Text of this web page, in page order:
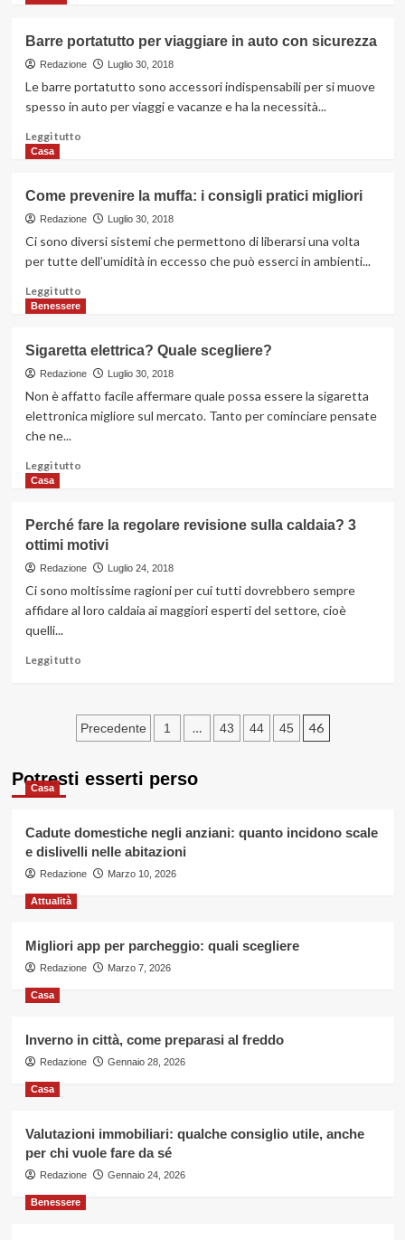
Albere
a
DT
Coin:
moneta
Barre portatutto per viaggiare in auto con sicurezza
Redazione Luglio 30, 2018
Le barre portatutto sono accessori indispensabili per si muove
spesso in auto per viaggi e vacanze e ha la necessità...
Leggi tuttoLeggi
Barre
portatutto
per
viaggiare
auto
con
Casa
Come prevenire la muffa: i consigli pratici migliori
Redazione Luglio 30, 2018
Ci sono diversi sistemi che permettono di liberarsi una volta
per tutte dell’umidità in eccesso che può esserci in ambienti...
Leggi tuttoLeggi
di
Come
prevenire
la
muffa:
Benessere
Sigaretta elettrica? Quale scegliere?
Redazione Luglio 30, 2018
Non è affatto facile affermare quale possa essere la sigaretta
elettronica migliore sul mercato. Tanto per cominciare pensate
che ne...
Leggi tuttoLeggi
Sigaretta
elettrica?
Quale
scegliere?
Casa
Perché fare la regolare revisione sulla caldaia? 3
ottimi motivi
Redazione Luglio 24, 2018
Ci sono moltissime ragioni per cui tutti dovrebbero sempre
affidare al loro caldaia ai maggiori esperti del settore, cioè
quelli...
Leggi tuttoLeggi
Perché
fare
regolare
caldaia?
3
motivi
Paginazione
articoli
Precedente 1 … 43 44 45 46
Potresti esserti perso
Casa
Cadute domestiche negli anziani: quanto incidono scale
e dislivelli nelle abitazioni
Redazione Marzo 10, 2026
Attualità
Migliori app per parcheggio: quali scegliere
Redazione Marzo 7, 2026
Casa
Inverno in città, come preparasi al freddo
Redazione Gennaio 28, 2026
Casa
Valutazioni immobiliari: qualche consiglio utile, anche
per chi vuole fare da sé
Redazione Gennaio 24, 2026
Benessere